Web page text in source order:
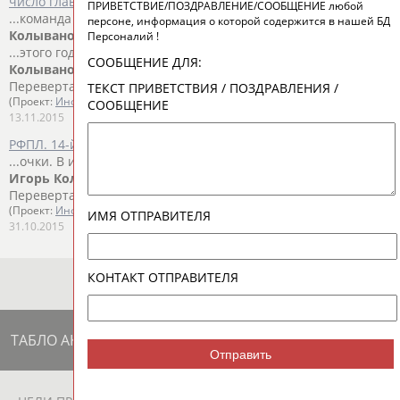
...команда радовала болельщиков, а молодой тренерИгорь
Колыванов
подавал надежды. Но в октябре этого года в...
...этого года в связи с неудовлетворительными результатами
Колыванов
уфимцев покинул, его сменщик Евгений
Перевертайло,...
(Проект: Информационное агентство СТАДИОН
13.11.2015
РФПЛ. 14-й тур. ЦСКА Москва - "Уфа" (прямая трансляция)
...очки. В итоге в отставку был отправлен главный тренер
Игорь Колыванов
Перевертайло....
(Проект: Информационное агентство СТАДИОН
31.10.2015
ТАБЛО АКТИВНОСТИ
ПРИВЕТСТВИЕ/ПОЗДРАВЛЕНИЕ/СООБЩЕНИЕ любой
персоне, информация о которой содержится в нашей БД
Персоналий !
СООБЩЕНИЕ ДЛЯ:
ТЕКСТ ПРИВЕТСТВИЯ / ПОЗДРАВЛЕНИЯ /
СООБЩЕНИЕ
ИМЯ ОТПРАВИТЕЛЯ
КОНТАКТ ОТПРАВИТЕЛЯ
Отправить